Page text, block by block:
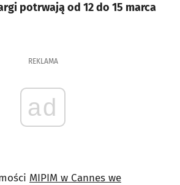
potrwają od 12 do 15 marca
REKLAMA
ad
MIPIM w Cannes we